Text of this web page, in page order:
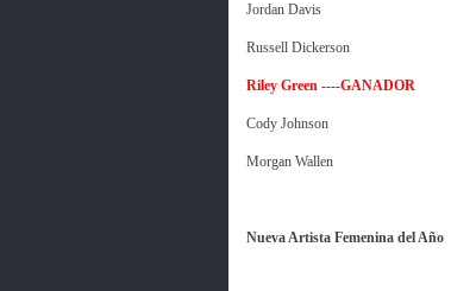
Jordan Davis
Russell Dickerson
Riley Green ----GANADOR
Cody Johnson
Morgan Wallen
Nueva Artista Femenina del Año